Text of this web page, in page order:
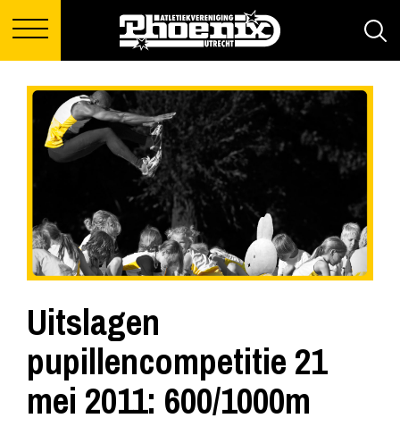
Uitslagen
pupillencompetitie 21
mei 2011: 600/1000m